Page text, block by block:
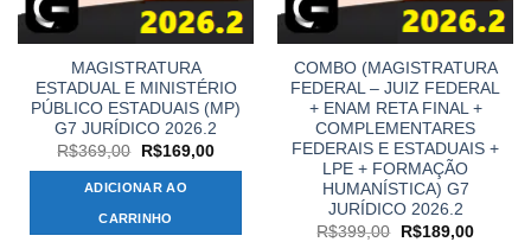
MAGISTRATURA
ESTADUAL E MINISTÉRIO
PÚBLICO ESTADUAIS (MP)
G7 JURÍDICO 2026.2
R$369,00
O
original
era:
R$369,00.
R$169,00O
ADICIONAR AO
CARRINHO
COMBO (MAGISTRATURA
FEDERAL – JUIZ FEDERAL
+ ENAM RETA FINAL +
COMPLEMENTARES
FEDERAIS E ESTADUAIS +
LPE + FORMAÇÃO
HUMANÍSTICA) G7
JURÍDICO 2026.2
R$399,00
O
R$189,00O